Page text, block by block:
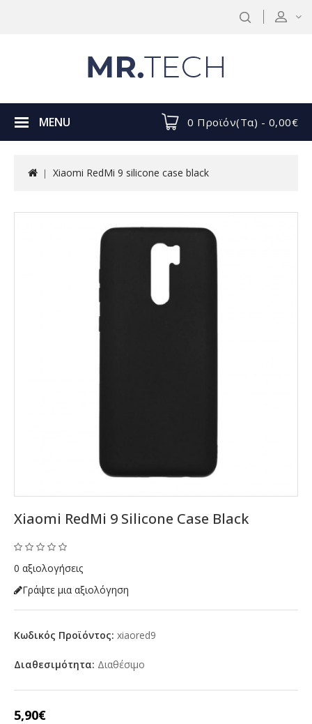
0 Προϊόν(τα) - 0,00€
MENU
Xiaomi RedMi 9 silicone case black
Xiaomi RedMi 9 Silicone Case Black
0 αξιολογήσεις
Γράψτε μια αξιολόγηση
Κωδικός Προϊόντος: xiaored9
Διαθεσιμότητα: Διαθέσιμο
5,90€